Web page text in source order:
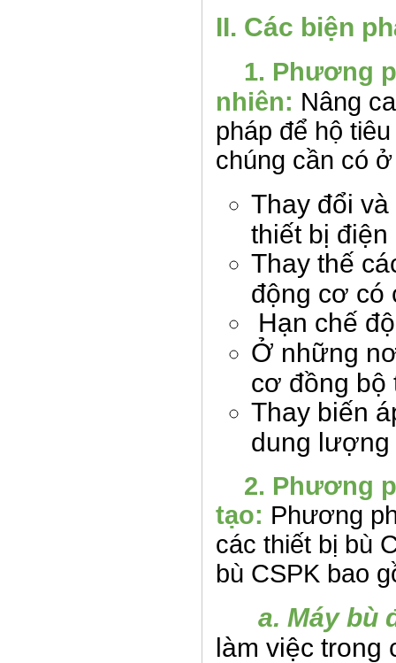
II. Các biện
1. Phương
nhiên: Nâng
pháp để hộ
chúng cần có
Thay đổi
thiết bị
Thay thế
động cơ có
Hạn chế
Ở những
cơ đồng bộ
Thay biến
dung
2. Phương
tạo: Phương
các thiết bị bù
bù CSPK bao
a. Máy bù
làm việc trong